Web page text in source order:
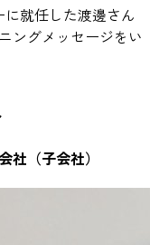
就任した渡邊さん
ングメッセージをい
社（子会社）